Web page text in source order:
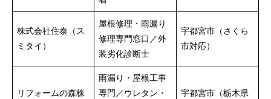
株式会社住泰（ス
ミタイ）
屋根修理・雨漏り
修理専門窓口／外
装劣化診断士
宇都宮市（さくら
市対応）
リフォームの森株
雨漏り・屋根工事
専門／ウレタン・
宇都宮市（栃木県